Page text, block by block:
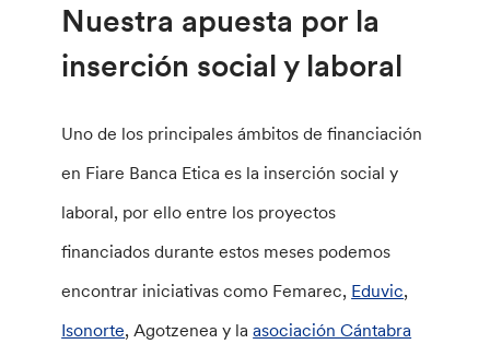
Nuestra apuesta por la
inserción social y laboral
Uno de los principales ámbitos de financiación
en Fiare Banca Etica es la inserción social y
laboral, por ello entre los proyectos
financiados durante estos meses podemos
encontrar iniciativas como Femarec, Eduvic,
Isonorte, Agotzenea y laasociación Cántabra